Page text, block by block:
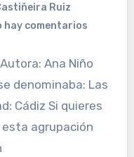
Ruiz
hay comentarios
Ana Niño
denominaba: Las
Cádiz Si quieres
agrupación